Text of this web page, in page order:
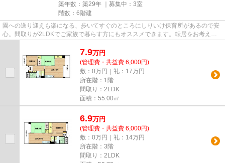
築年数：築29年 ｜募集中： 3室
階数：6階建
園への送り迎えも楽になる、歩いてすぐのところにしりいけ保育所があるので安
心。間取りが2LDKでご家族で暮らす方にもオススメできます。転居をお考えの
7.9万円
(管理費・共益費 6,000円)
敷：0万円｜礼：17万円
所在階：1階
間取り：2LDK
面積：55.00㎡
6.9万円
(管理費・共益費 6,000円)
敷：0万円｜礼：14万円
所在階：3階
間取り：2LDK